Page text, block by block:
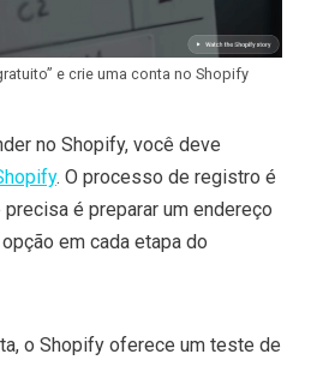
e crie uma conta no Shopify
no Shopify, você deve
. O processo de registro é
é preparar um endereço
em cada etapa do
o Shopify oferece um teste de